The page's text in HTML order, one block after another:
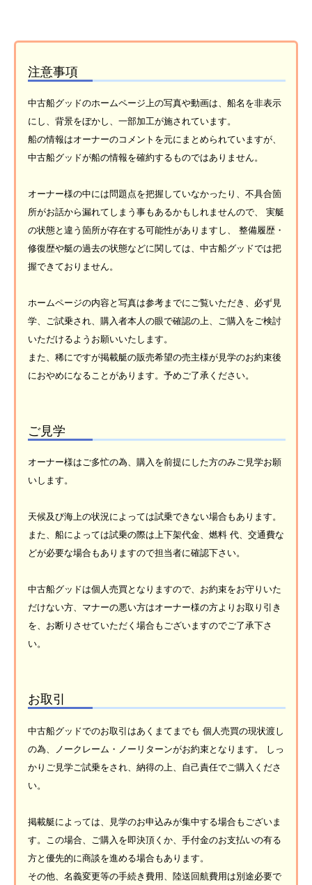
注意事項
中古船グッドのホームページ上の写真や動画は、船名を非表示
にし、背景をぼかし、一部加工が施されています。
船の情報はオーナーのコメントを元にまとめられていますが、
中古船グッドが船の情報を確約するものではありません。
オーナー様の中には問題点を把握していなかったり、不具合箇
所がお話から漏れてしまう事もあるかもしれませんので、 実艇
の状態と違う箇所が存在する可能性がありますし、 整備履歴・
修復歴や艇の過去の状態などに関しては、中古船グッドでは把
握できておりません。
ホームページの内容と写真は参考までにご覧いただき、必ず見
学、ご試乗され、購入者本人の眼で確認の上、ご購入をご検討
いただけるようお願いいたします。
また、稀にですが掲載艇の販売希望の売主様が見学のお約束後
におやめになることがあります。予めご了承ください。
ご見学
オーナー様はご多忙の為、購入を前提にした方のみご見学お願
いします。
天候及び海上の状況によっては試乗できない場合もあります。
また、船によっては試乗の際は上下架代金、燃料 代、交通費な
どが必要な場合もありますので担当者に確認下さい。
中古船グッドは個人売買となりますので、お約束をお守りいた
だけない方、マナーの悪い方はオーナー様の方よりお取り引き
を、お断りさせていただく場合もございますのでご了承下さ
い。
お取引
中古船グッドでのお取引はあくまてまでも 個人売買の現状渡し
の為、ノークレーム・ノーリターンがお約束となります。 しっ
かりご見学ご試乗をされ、納得の上、自己責任でご購入くださ
い。
掲載艇によっては、見学のお申込みが集中する場合もございま
す。この場合、ご購入を即決頂くか、手付金のお支払いの有る
方と優先的に商談を進める場合もあります。
その他、名義変更等の手続き費用、陸送回航費用は別途必要で